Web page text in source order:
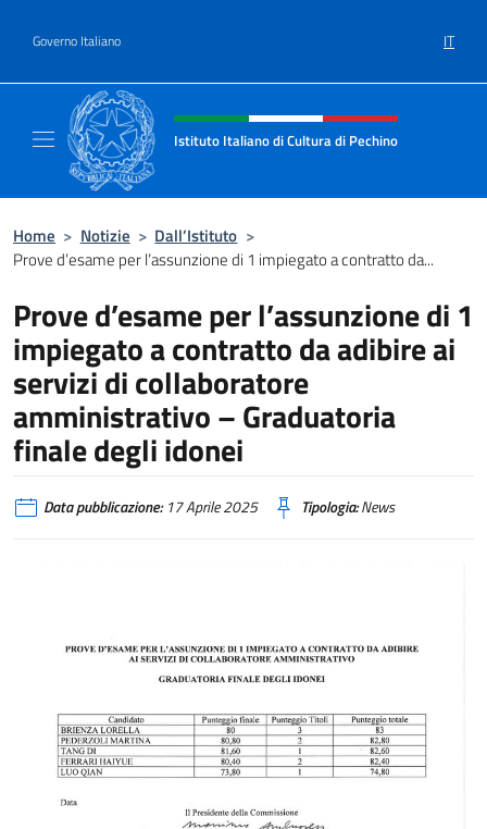
Governo Italiano IT
Intestazione sito, social e menù
Istituto Italiano di Cultura di Pechino
Home > Notizie > Dall’Istituto >
Prove d’esame per l’assunzione di 1 impiegato a contratto da...
Prove d’esame per l’assunzione di 1
impiegato a contratto da adibire ai
servizi di collaboratore
amministrativo – Graduatoria
finale degli idonei
Data pubblicazione:17 Aprile 2025 Tipologia:News